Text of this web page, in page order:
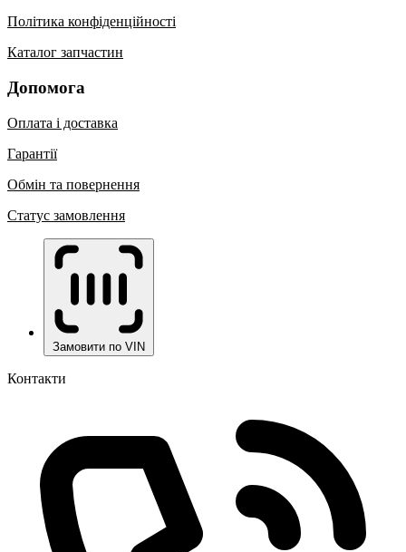
Політика конфіденційності
Каталог запчастин
Допомога
Оплата і доставка
Гарантії
Обмін та повернення
Статус замовлення
Замовити по VIN
Контакти